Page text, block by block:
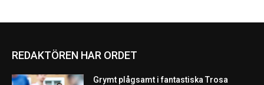
REDAKTÖREN HAR ORDET
Grymt plågsamt i fantastiska Trosa